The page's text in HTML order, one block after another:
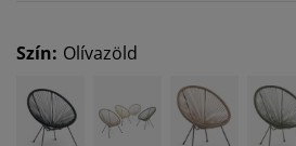
Szín: Olívazöld